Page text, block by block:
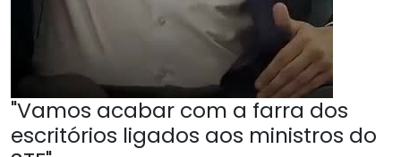
"Vamos acabar com a farra dos
escritórios ligados aos ministros do